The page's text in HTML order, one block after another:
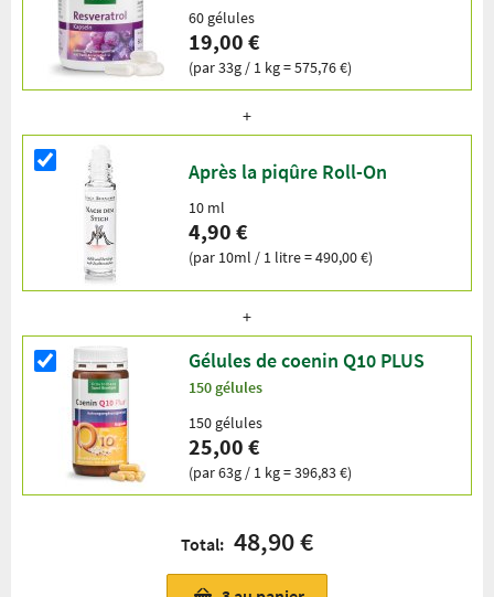
60 gélules
19,00 €
(par 33g / 1 kg = 575,76 €)
Après la piqûre Roll-On
10 ml
4,90 €
(par 10ml / 1 litre = 490,00 €)
Gélules de coenin Q10 PLUS
150 gélules
150 gélules
25,00 €
(par 63g / 1 kg = 396,83 €)
Total: 48,90 €